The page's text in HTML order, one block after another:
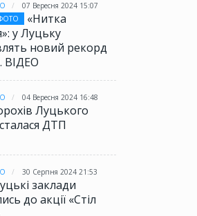
07 Вересня 2024 15:07
«Нитка
у Луцьку
новий рекорд
ВІДЕО
04 Вересня 2024 16:48
Луцького
ДТП
30 Серпня 2024 21:53
заклади
до акції «Стіл